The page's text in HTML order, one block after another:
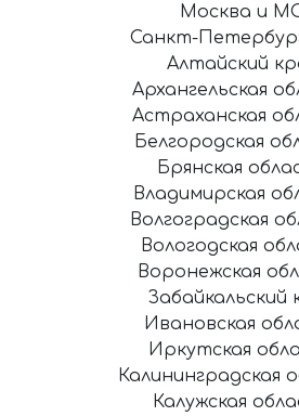
Москва и
Санкт-
Алтайский
Архангельская
Астраханская
Белгородская
Брянская
Владимирская
Волгоградская
Вологодская
Воронежская
Забайкальский
Ивановская
Иркутская
Калининградская
Калужская